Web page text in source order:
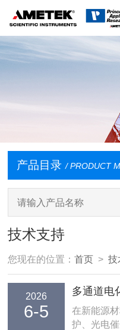
产品目录 / PRODUCT
技术支持
您现在的位置：首页 >技
2026
6-5
多通道电
的精密测
在新能源
护、光电